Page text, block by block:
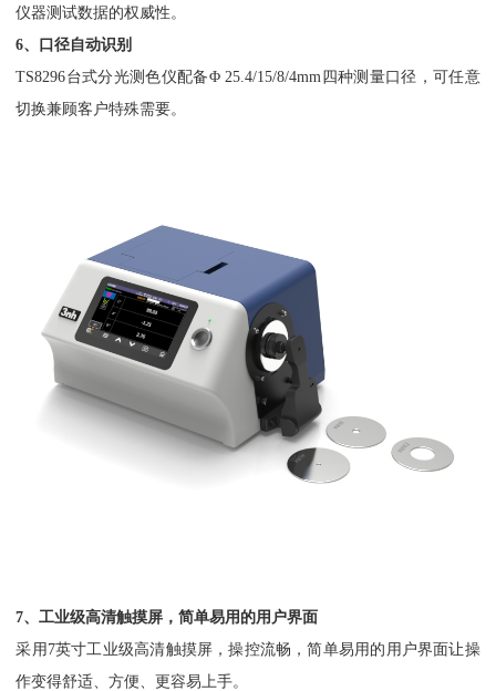
仪器测试数据的权威性。
6、口径自动识别
TS8296台式分光测色仪配备Φ 25.4/15/8/4mm四种测量口径，可任意
切换兼顾客户特殊需要。
7、工业级高清触摸屏，简单易用的用户界面
采用7英寸工业级高清触摸屏，操控流畅，简单易用的用户界面让操
作变得舒适、方便、更容易上手。